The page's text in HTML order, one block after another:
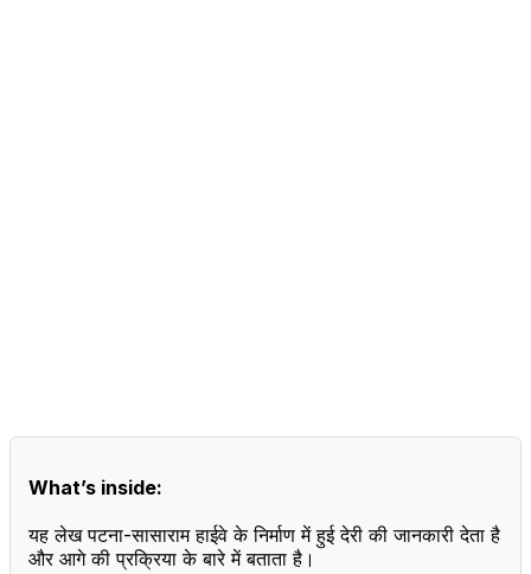
What’s inside:
यह लेख पटना-सासाराम हाईवे के निर्माण में हुई देरी की जानकारी देता है
और आगे की प्रक्रिया के बारे में बताता है।